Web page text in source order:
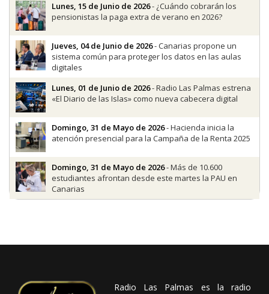
Lunes, 15 de Junio de 2026- ¿Cuándo cobrarán los
pensionistas la paga extra de verano en 2026?
Jueves, 04 de Junio de 2026- Canarias propone un
sistema común para proteger los datos en las aulas
digitales
Lunes, 01 de Junio de 2026- Radio Las Palmas estrena
«El Diario de las Islas» como nueva cabecera digital
Domingo, 31 de Mayo de 2026- Hacienda inicia la
atención presencial para la Campaña de la Renta 2025
Domingo, 31 de Mayo de 2026- Más de 10.600
estudiantes afrontan desde este martes la PAU en
Canarias
Radio Las Palmas es la radio